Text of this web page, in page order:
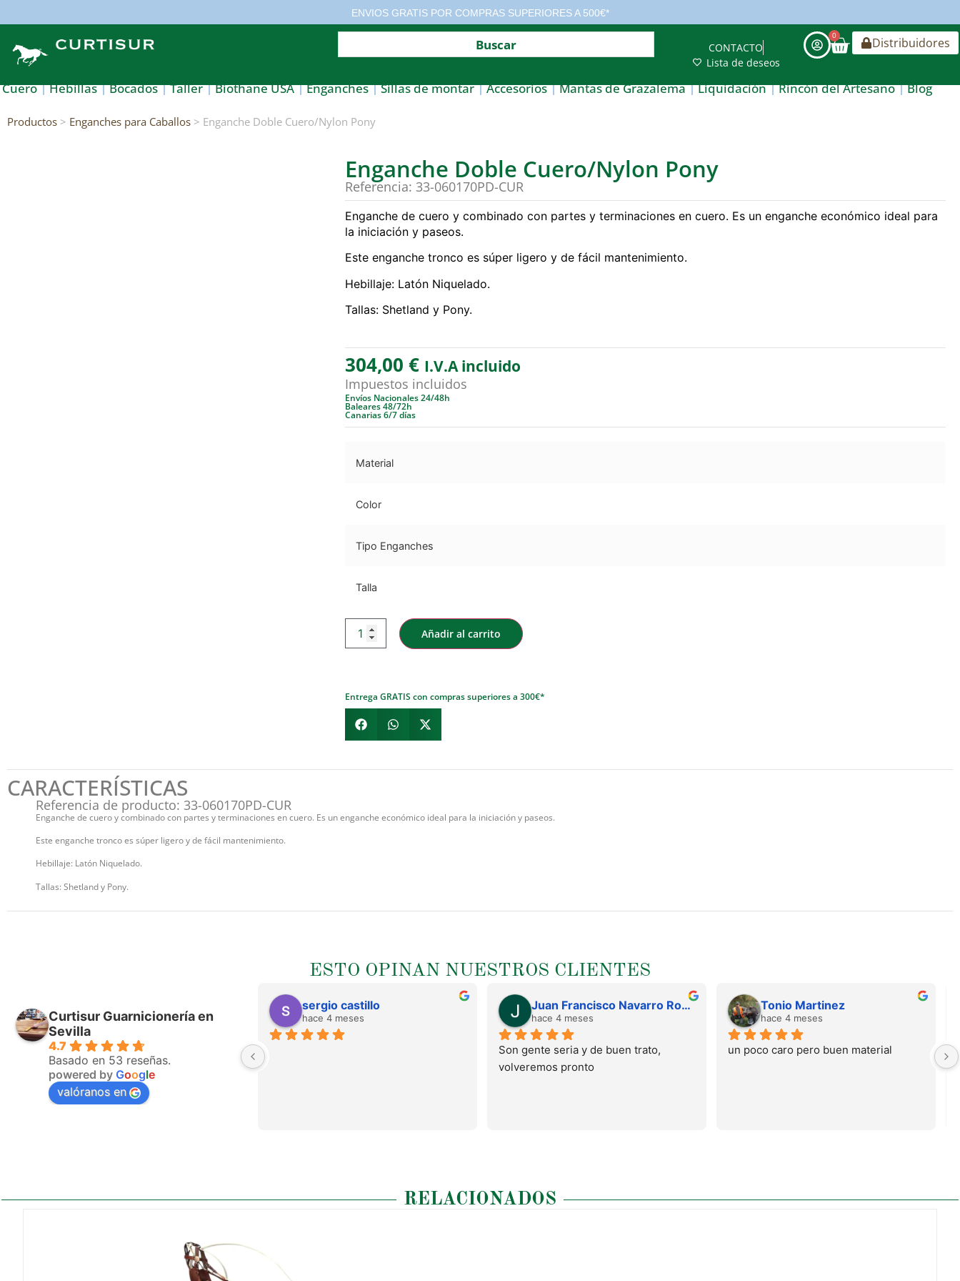
ENVIOS GRATIS POR COMPRAS SUPERIORES A 500€*
CONTACTO
Lista de deseos
0 Distribuidores
Cuero Hebillas Bocados Taller Biothane USA Enganches Sillas de montar Accesorios Mantas de Grazalema Liquidación Rincón del Artesano Blog
Productos > Enganches para Caballos > Enganche Doble Cuero/Nylon Pony
Enganche Doble Cuero/Nylon Pony
Referencia: 33-060170PD-CUR
Enganche de cuero y combinado con partes y terminaciones en cuero. Es un enganche económico ideal para
la iniciación y paseos.
Este enganche tronco es súper ligero y de fácil mantenimiento.
Hebillaje: Latón Niquelado.
Tallas: Shetland y Pony.
304,00€ I.V.A incluido
Impuestos incluidos
Envíos Nacionales 24/48h
Baleares 48/72h
Canarias 6/7 días
Material
Color
Tipo Enganches
Talla
Añadir al carrito
Entrega GRATIS con compras superiores a 300€*
CARACTERÍSTICAS
Referencia de producto: 33-060170PD-CUR
Enganche de cuero y combinado con partes y terminaciones en cuero. Es un enganche económico ideal para la iniciación y paseos.
Este enganche tronco es súper ligero y de fácil mantenimiento.
Hebillaje: Latón Niquelado.
Tallas: Shetland y Pony.
ESTO OPINAN NUESTROS CLIENTES
Curtisur Guarnicionería en
Sevilla
4.7
Basado en 53 reseñas.
powered by Google
valóranos en
sergio castillo
hace 4 meses
Juan Francisco Navarro Roman
hace 4 meses
Son gente seria y de buen trato,
volveremos pronto
Tonio Martinez
hace 4 meses
un poco caro pero buen material
RELACIONADOS